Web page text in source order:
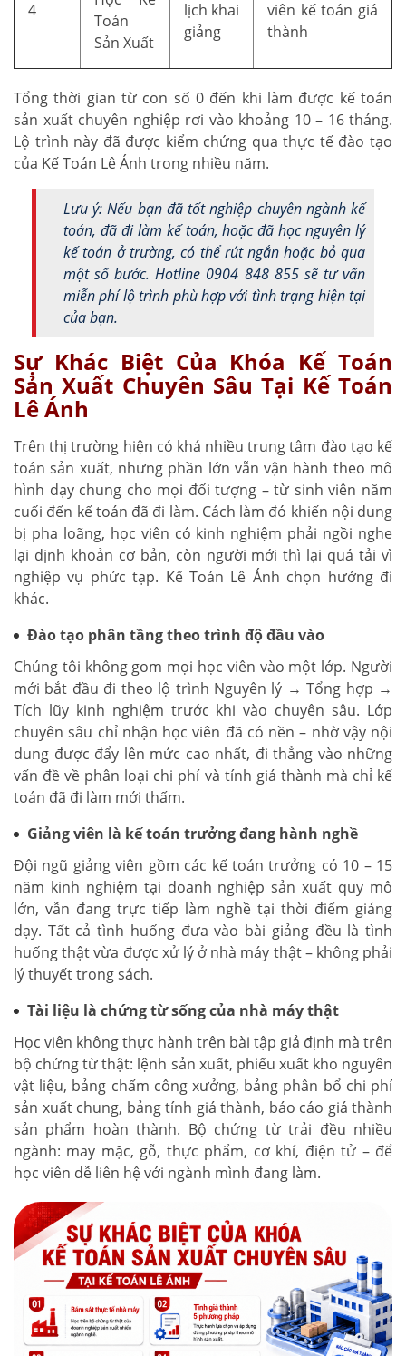
4
Toán
Sản Xuất
lịch khai
giảng
viên kế toán giá
thành
Tổng thời gian từ con số 0 đến khi làm được kế toán
sản xuất chuyên nghiệp rơi vào khoảng 10 – 16 tháng.
Lộ trình này đã được kiểm chứng qua thực tế đào tạo
của Kế Toán Lê Ánh trong nhiều năm.
Lưu ý: Nếu bạn đã tốt nghiệp chuyên ngành kế
toán, đã đi làm kế toán, hoặc đã học nguyên lý
kế toán ở trường, có thể rút ngắn hoặc bỏ qua
một số bước. Hotline 0904 848 855 sẽ tư vấn
miễn phí lộ trình phù hợp với tình trạng hiện tại
của bạn.
Sự Khác Biệt Của Khóa Kế Toán
Sản Xuất Chuyên Sâu Tại Kế Toán
Lê Ánh
Trên thị trường hiện có khá nhiều trung tâm đào tạo kế
toán sản xuất, nhưng phần lớn vẫn vận hành theo mô
hình dạy chung cho mọi đối tượng – từ sinh viên năm
cuối đến kế toán đã đi làm. Cách làm đó khiến nội dung
bị pha loãng, học viên có kinh nghiệm phải ngồi nghe
lại định khoản cơ bản, còn người mới thì lại quá tải vì
nghiệp vụ phức tạp. Kế Toán Lê Ánh chọn hướng đi
khác.
Đào tạo phân tầng theo trình độ đầu vào
Chúng tôi không gom mọi học viên vào một lớp. Người
mới bắt đầu đi theo lộ trình Nguyên lý → Tổng hợp →
Tích lũy kinh nghiệm trước khi vào chuyên sâu. Lớp
chuyên sâu chỉ nhận học viên đã có nền – nhờ vậy nội
dung được đẩy lên mức cao nhất, đi thẳng vào những
vấn đề về phân loại chi phí và tính giá thành mà chỉ kế
toán đã đi làm mới thấm.
Giảng viên là kế toán trưởng đang hành nghề
Đội ngũ giảng viên gồm các kế toán trưởng có 10 – 15
năm kinh nghiệm tại doanh nghiệp sản xuất quy mô
lớn, vẫn đang trực tiếp làm nghề tại thời điểm giảng
dạy. Tất cả tình huống đưa vào bài giảng đều là tình
huống thật vừa được xử lý ở nhà máy thật – không phải
lý thuyết trong sách.
Tài liệu là chứng từ sống của nhà máy thật
Học viên không thực hành trên bài tập giả định mà trên
bộ chứng từ thật: lệnh sản xuất, phiếu xuất kho nguyên
vật liệu, bảng chấm công xưởng, bảng phân bổ chi phí
sản xuất chung, bảng tính giá thành, báo cáo giá thành
sản phẩm hoàn thành. Bộ chứng từ trải đều nhiều
ngành: may mặc, gỗ, thực phẩm, cơ khí, điện tử – để
học viên dễ liên hệ với ngành mình đang làm.